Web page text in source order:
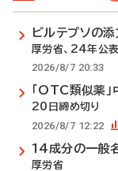
ビルテプソの
厚労省、24年公
2026/8/7 20:33
「OTC類似薬
20日締め切り
2026/8/7 12:22
14成分の一般
厚労省